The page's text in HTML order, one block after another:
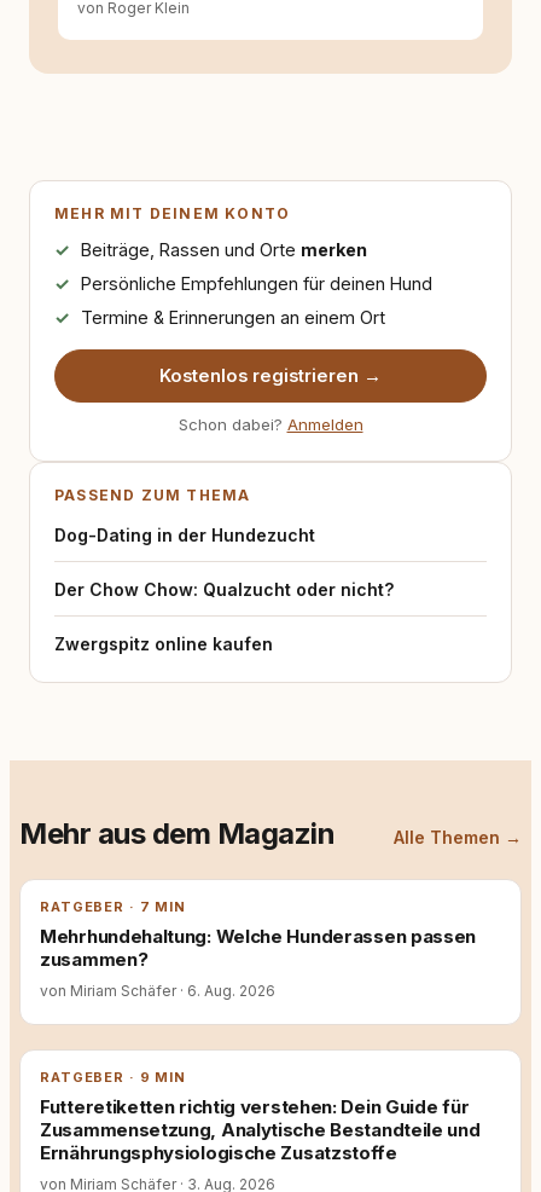
von Roger Klein
MEHR MIT DEINEM KONTO
Beiträge, Rassen und Orte merken
Persönliche Empfehlungen für deinen Hund
Termine & Erinnerungen an einem Ort
Kostenlos registrieren →
Schon dabei? Anmelden
PASSEND ZUM THEMA
Dog-Dating in der Hundezucht
Der Chow Chow: Qualzucht oder nicht?
Zwergspitz online kaufen
Mehr aus dem Magazin Alle Themen →
RATGEBER · 7 MIN
Mehrhundehaltung: Welche Hunderassen passen
zusammen?
von Miriam Schäfer · 6. Aug. 2026
RATGEBER · 9 MIN
Futteretiketten richtig verstehen: Dein Guide für
Zusammensetzung, Analytische Bestandteile und
Ernährungsphysiologische Zusatzstoffe
von Miriam Schäfer · 3. Aug. 2026